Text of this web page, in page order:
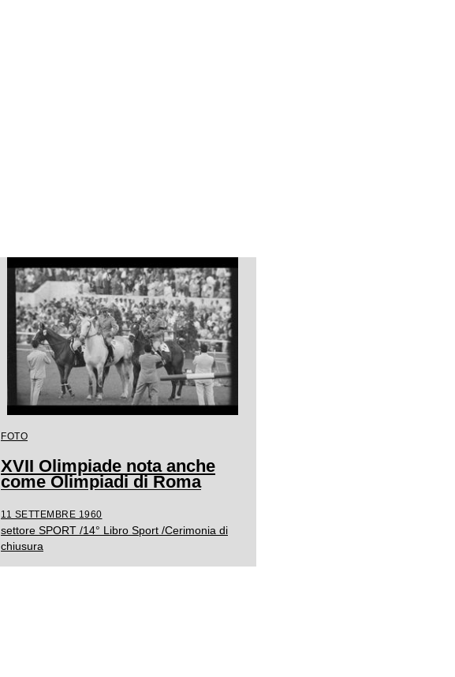
FOTO
XVII Olimpiade nota anche
come Olimpiadi di Roma
11 SETTEMBRE 1960
settore SPORT /14° Libro Sport /Cerimonia di
chiusura